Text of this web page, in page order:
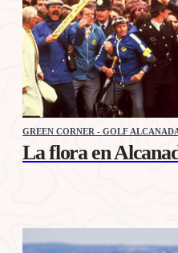
GREEN CORNER - GOLF
La flora en